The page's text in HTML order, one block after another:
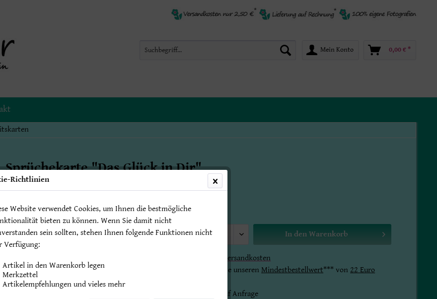
Mein Konto 0,00 € *
Sprüchekarte "Das Glück in Dir"
2,50 € *
In den Warenkorb
Versandkosten
Beachten Sie bitte unseren Mindestbestellwert*** von 22 Euro
Mengenrabatt auf Anfrage
Richtlinien
Website verwendet Cookies, um Ihnen die bestmögliche
bieten zu können. Wenn Sie damit nicht
sein sollten, stehen Ihnen folgende Funktionen nicht
Verfügung:
Artikel in den Warenkorb legen
Merkzettel
Artikelempfehlungen und vieles mehr